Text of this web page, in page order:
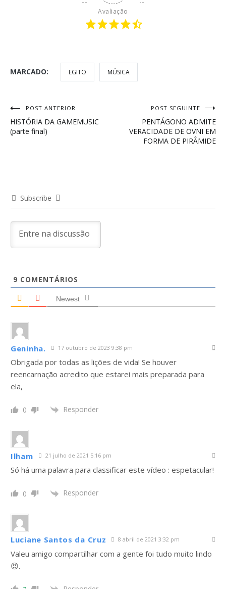
Avaliação
MARCADO: EGITO MÚSICA
Navegação
de
POST ANTERIOR
HISTÓRIA DA GAMEMUSIC
(parte final)
POST SEGUINTE
PENTÁGONO ADMITE
VERACIDADE DE OVNI EM
FORMA DE PIRÂMIDE
Subscribe
9 COMENTÁRIOS
Newest
Geninha. 17 outubro de 2023 9:38 pm
Obrigada por todas as lições de vida! Se houver
reencarnação acredito que estarei mais preparada para
ela,
0 Responder
Ilham 21 julho de 2021 5:16 pm
Só há uma palavra para classificar este vídeo : espetacular!
0 Responder
Luciane Santos da Cruz 8 abril de 2021 3:32 pm
Valeu amigo compartilhar com a gente foi tudo muito lindo
😍.